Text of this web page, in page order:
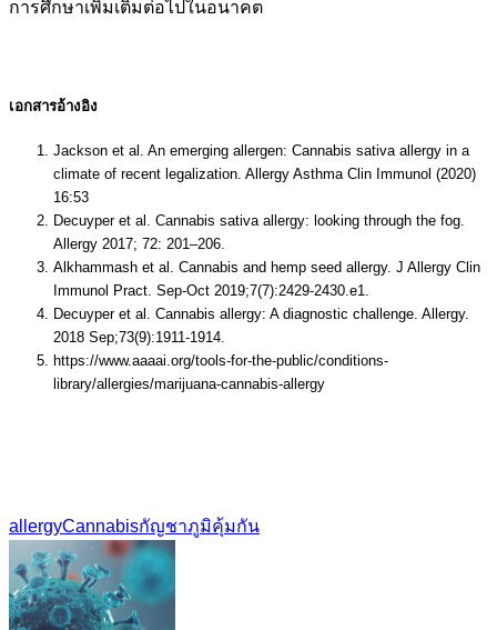
การศึกษาเพิ่มเติมต่อไปในอนาคต
เอกสารอ้างอิง
Jackson et al. An emerging allergen: Cannabis sativa allergy in a
climate of recent legalization. Allergy Asthma Clin Immunol (2020)
16:53
Decuyper et al. Cannabis sativa allergy: looking through the fog.
Allergy 2017; 72: 201–206.
Alkhammash et al. Cannabis and hemp seed allergy. J Allergy Clin
Immunol Pract. Sep-Oct 2019;7(7):2429-2430.e1.
Decuyper et al. Cannabis allergy: A diagnostic challenge. Allergy.
2018 Sep;73(9):1911-1914.
https://www.aaaai.org/tools-for-the-public/conditions-
library/allergies/marijuana-cannabis-allergy
allergyCannabisกัญชาภูมิคุ้มกัน